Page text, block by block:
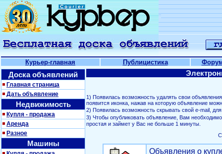
Курьер-главная Публицистика
Доска объявлений
Главная страница
Дать объявление
Недвижимость
Купля - продажа
Аренда
Разное
Машины
1) Появилась возможность удалять свои
появится иконка, нажав на которую объявление
2) Появилась возможность скрывать свой е-mail,
3) Чтобы опубликовать объявление, Вам
простая и займет у Вас не больше 1 минуты.
Объявления о